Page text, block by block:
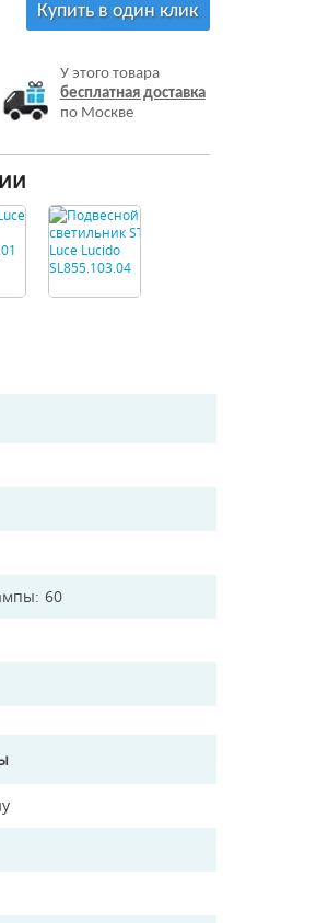
Купить в один клик
У этого товара
бесплатная доставка
по Москве
60